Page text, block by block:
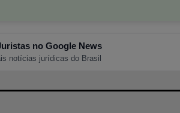
no Google News
notícias jurídicas do Brasil